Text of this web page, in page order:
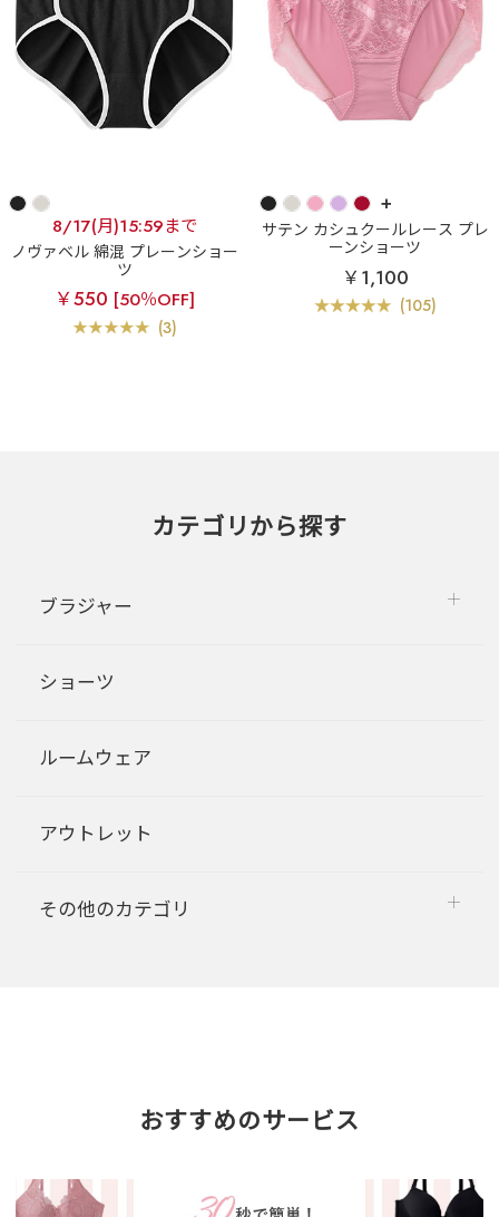
8/17(月)15:59まで
ノヴァベル 綿混 プレーンショー
ツ
￥550 [50％OFF]
(3)
+
サテン カシュクールレース プレ
ーンショーツ
￥1,100
(105)
カテゴリから探す
ブラジャー
ショーツ
ルームウェア
アウトレット
その他のカテゴリ
おすすめのサービス